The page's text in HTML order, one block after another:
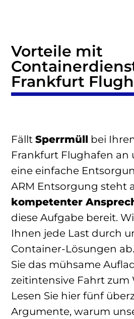
Vorteile mit
Frankfurt
Fällt Sperrmüll bei
Frankfurt Flughafen an
eine einfache
ARM Entsorgung steht
kompetenter
diese Aufgabe bereit.
Ihnen jede Last durch
Container-Lösungen
Sie das mühsame
zeitintensive Fahrt zum
Lesen Sie hier fünf
Argumente, warum